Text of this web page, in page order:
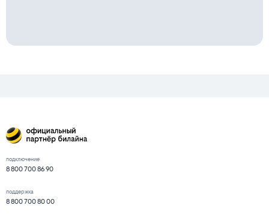
подключение
8 800 700 86 90
поддержка
8 800 700 80 00